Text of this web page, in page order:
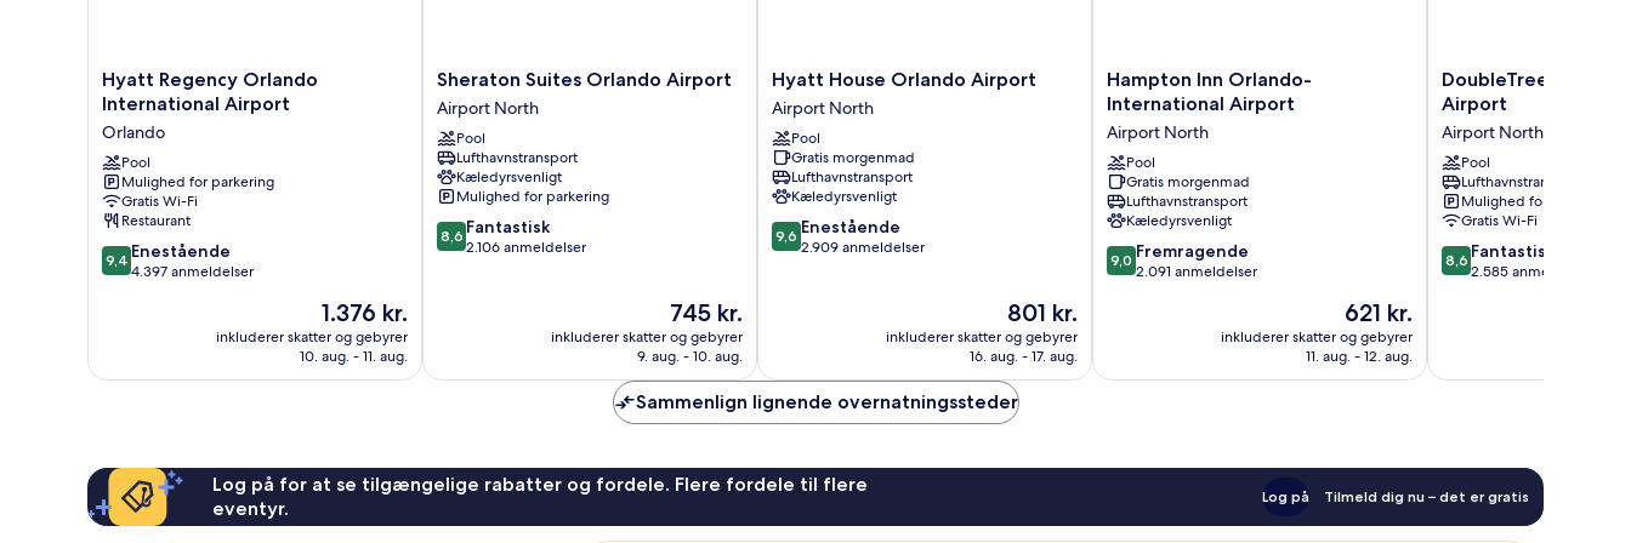
Hyatt
Regency
International
Airport
Orlando
Hyatt Regency Orlando
International Airport
Orlando
Pool
Mulighed for parkering
Gratis Wi-Fi
Restaurant
9.4
ud
anmeldelser
9,4 Enestående
4.397 anmeldelser
Prisen
er
1.376 kr.
1.376 kr.
inkluderer skatter og gebyrer
10. aug. - 11. aug.
Sheraton
Suites
Orlando
Airport
Airport
North
Sheraton Suites Orlando Airport
Airport North
Pool
Lufthavnstransport
Kæledyrsvenligt
Mulighed for parkering
8.6
ud
8,6 Fantastisk
2.106 anmeldelser
Prisen
er
745 kr.
745 kr.
inkluderer skatter og gebyrer
9. aug. - 10. aug.
Hyatt
House
Orlando
Airport
Airport
North
Hyatt House Orlando Airport
Airport North
Pool
Gratis morgenmad
Lufthavnstransport
Kæledyrsvenligt
9.6
ud
9,6 Enestående
2.909 anmeldelser
Prisen
er
801 kr.
801 kr.
inkluderer skatter og gebyrer
16. aug. - 17. aug.
Hampton
Inn
International
Airport
Airport
North
Hampton Inn Orlando-
International Airport
Airport North
Pool
Gratis morgenmad
Lufthavnstransport
Kæledyrsvenligt
9.0
ud
anmeldelser
9,0 Fremragende
2.091 anmeldelser
Prisen
er
621 kr.
621 kr.
inkluderer skatter og gebyrer
11. aug. - 12. aug.
DoubleTree
by
Hilton
Orlando
Airport
Airport
North
DoubleTree by
Airport
Airport North
Pool
Lufthavnstransport
Mulighed for parkering
Gratis Wi-Fi
8.6
ud
anmeldelser
8,6 Fantastisk
2.585 anmeldelser
Sammenlign lignende overnatningssteder
Log på for at se tilgængelige rabatter og fordele. Flere fordele til flere
eventyr.
Log på Tilmeld dig nu – det er gratis